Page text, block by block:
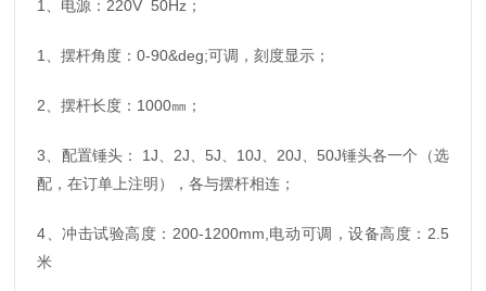
1、电源：220V 50Hz；
1、摆杆角度：0-90&deg;可调，刻度显示；
2、摆杆长度：1000㎜；
3、配置锤头： 1J、2J、5J、10J、20J、50J锤头各一个（选
配，在订单上注明），各与摆杆相连；
4、冲击试验高度：200-1200mm,电动可调，设备高度：2.5
米